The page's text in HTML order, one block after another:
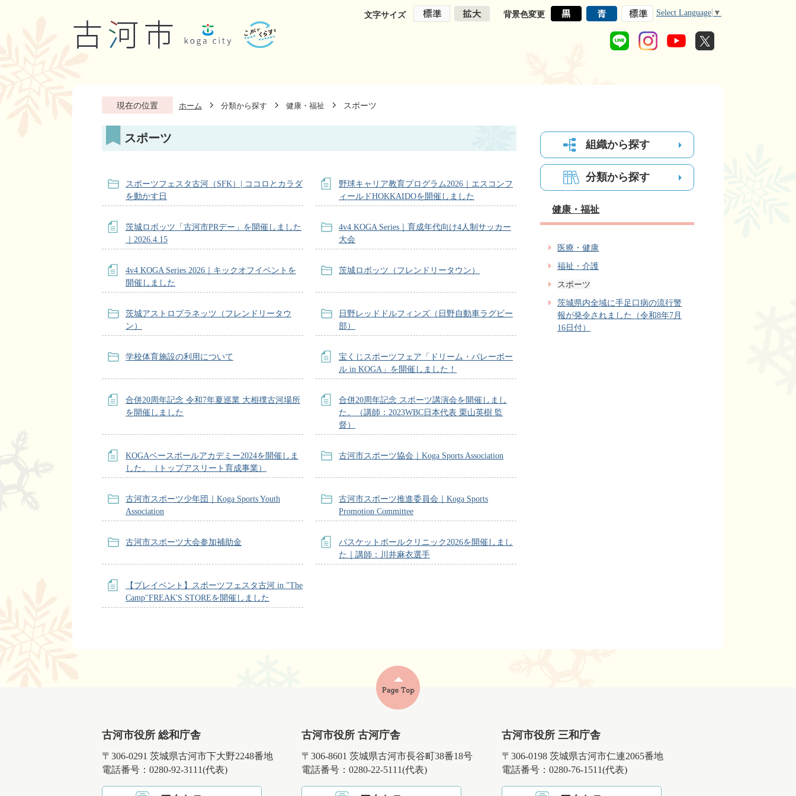
文字サイズ 背景色変更 Select Language ▼
現在の位置 ホーム 分類から探す 健康・福祉 スポーツ
スポーツ
スポーツフェスタ古河（SFK）| ココロとカラダ
を動かす日
野球キャリア教育プログラム2026｜エスコンフ
ィールドHOKKAIDOを開催しました
茨城ロボッツ「古河市PRデー」を開催しました
｜2026.4.15
4v4 KOGA Series｜育成年代向け4人制サッカー
大会
4v4 KOGA Series 2026｜キックオフイベントを
開催しました
茨城ロボッツ（フレンドリータウン）
茨城アストロプラネッツ（フレンドリータウ
ン）
日野レッドドルフィンズ（日野自動車ラグビー
部）
学校体育施設の利用について
宝くじスポーツフェア「ドリーム・バレーボー
ル in KOGA」を開催しました！
合併20周年記念 令和7年夏巡業 大相撲古河場所
を開催しました
合併20周年記念 スポーツ講演会を開催しまし
た。（講師：2023WBC日本代表 栗山英樹 監
督）
KOGAベースボールアカデミー2024を開催しま
した。（トップアスリート育成事業）
古河市スポーツ協会｜Koga Sports Association
古河市スポーツ少年団｜Koga Sports Youth
Association
古河市スポーツ推進委員会｜Koga Sports
Promotion Committee
古河市スポーツ大会参加補助金
バスケットボールクリニック2026を開催しまし
た｜講師：川井麻衣選手
【プレイベント】スポーツフェスタ古河 in "The
Camp"FREAK'S STOREを開催しました
組織から探す
分類から探す
健康・福祉
医療・健康
福祉・介護
スポーツ
茨城県内全域に手足口病の流行警
報が発令されました（令和8年7月
16日付）
古河市役所 総和庁舎
〒306-0291 茨城県古河市下大野2248番地
電話番号：0280-92-3111(代表)
古河市役所 古河庁舎
〒306-8601 茨城県古河市長谷町38番18号
電話番号：0280-22-5111(代表)
古河市役所 三和庁舎
〒306-0198 茨城県古河市仁連2065番地
電話番号：0280-76-1511(代表)